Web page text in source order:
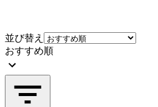
並び替え
おすすめ順